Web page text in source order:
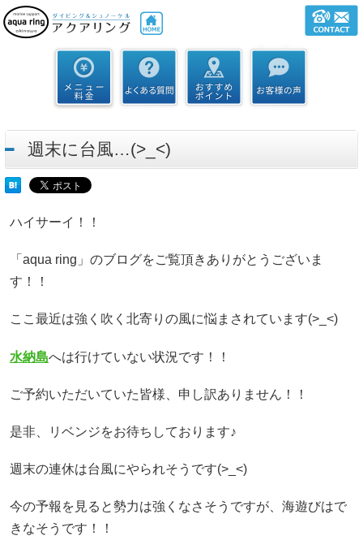
週末に台風…(>_<)
ハイサーイ！！
「aqua ring」のブログをご覧頂きありがとうございま
す！！
ここ最近は強く吹く北寄りの風に悩まされています(>_<)
水納島へは行けていない状況です！！
ご予約いただいていた皆様、申し訳ありません！！
是非、リベンジをお待ちしております♪
週末の連休は台風にやられそうです(>_<)
今の予報を見ると勢力は強くなさそうですが、海遊びはで
きなそうです！！